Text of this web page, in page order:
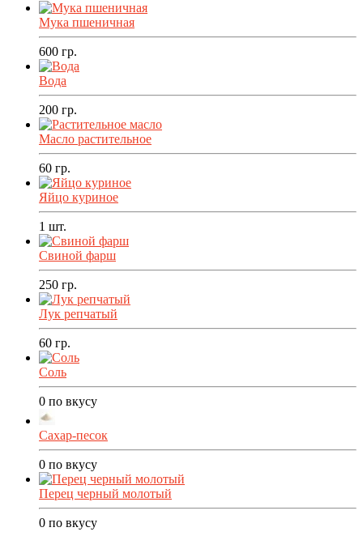
Мука пшеничная
600 гр.
Вода
200 гр.
Масло растительное
60 гр.
Яйцо куриное
1 шт.
Свиной фарш
250 гр.
Лук репчатый
60 гр.
Соль
0 по вкусу
Сахар-песок
0 по вкусу
Перец черный молотый
0 по вкусу